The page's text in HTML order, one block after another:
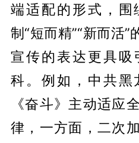
端适配的形式，围
制“短而精”“新而活
宣传的表达更具吸
科。例如，中共黑
《奋斗》主动适应
律，一方面，二次